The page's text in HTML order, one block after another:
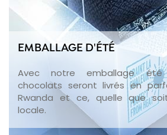
EMBALLAGE D'ÉTÉ
Avec notre emballage été
chocolats seront livrés en
Rwanda et ce, quelle que
locale.